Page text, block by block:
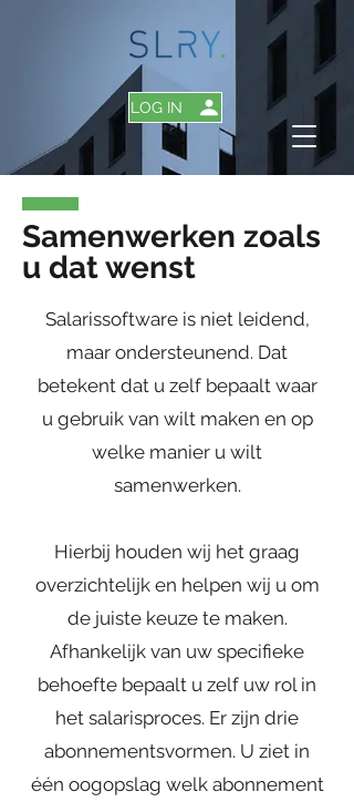
LOG IN
Samenwerken zoals
u dat wenst
Salarissoftware is niet leidend,
maar ondersteunend. Dat
betekent dat u zelf bepaalt waar
u gebruik van wilt maken en op
welke manier u wilt
samenwerken.
Hierbij houden wij het graag
overzichtelijk en helpen wij u om
de juiste keuze te maken.
Afhankelijk van uw specifieke
behoefte bepaalt u zelf uw rol in
het salarisproces. Er zijn drie
abonnementsvormen. U ziet in
één oogopslag welk abonnement